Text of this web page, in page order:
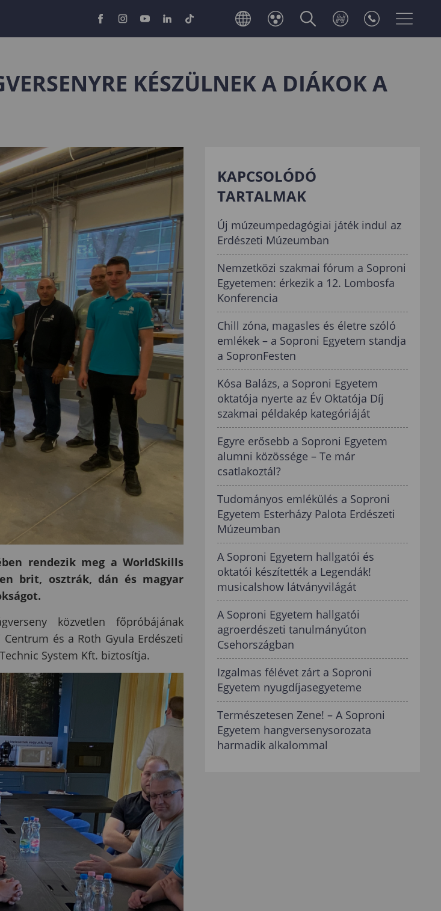
KÉSZÜLNEK A DIÁKOK A
rendezik meg a WorldSkills
brit, osztrák, dán és magyar
közvetlen főpróbájának
és a Roth Gyula Erdészeti
System Kft. biztosítja.
KAPCSOLÓDÓ
TARTALMAK
Új múzeumpedagógiai játék indul az
Erdészeti Múzeumban
Nemzetközi szakmai fórum a Soproni
Egyetemen: érkezik a 12. Lombosfa
Konferencia
Chill zóna, magasles és életre szóló
emlékek – a Soproni Egyetem standja
a SopronFesten
Kósa Balázs, a Soproni Egyetem
oktatója nyerte az Év Oktatója Díj
szakmai példakép kategóriáját
Egyre erősebb a Soproni Egyetem
alumni közössége – Te már
csatlakoztál?
Tudományos emlékülés a Soproni
Egyetem Esterházy Palota Erdészeti
Múzeumban
A Soproni Egyetem hallgatói és
oktatói készítették a Legendák!
musicalshow látványvilágát
A Soproni Egyetem hallgatói
agroerdészeti tanulmányúton
Csehországban
Izgalmas félévet zárt a Soproni
Egyetem nyugdíjasegyeteme
Természetesen Zene! – A Soproni
Egyetem hangversenysorozata
harmadik alkalommal